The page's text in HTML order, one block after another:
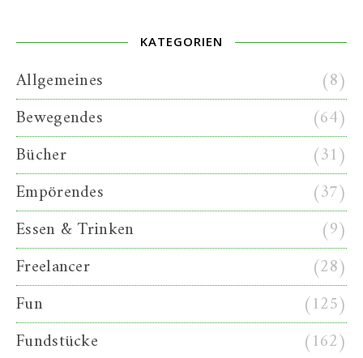
KATEGORIEN
Allgemeines
(8)
Bewegendes
(64)
Bücher
(31)
Empörendes
(37)
Essen & Trinken
(9)
Freelancer
(28)
Fun
(125)
Fundstücke
(162)